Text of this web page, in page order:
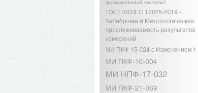
промышленной частоты?
ГОСТ ISO/IEC 17025-2019 -
Калибровка и Метрологическая
прослеживаемость результатов
измерений
МИ ПКФ-15-024 с Изменением 1
МИ ПКФ-10-004
МИ НПФ-17-032
МИ ПКФ-21-069